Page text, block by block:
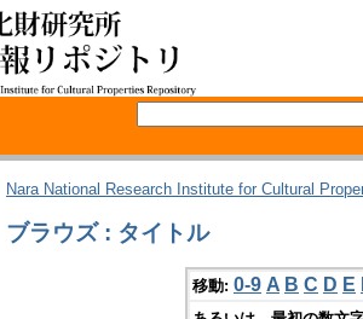
Nara National Research Institute for Cultural
ブラウズ : タイトル
移動: 0-9 A B C D E